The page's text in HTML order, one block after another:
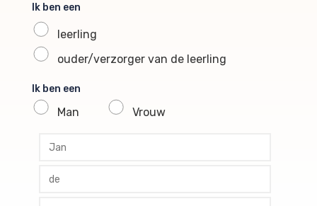
Ik ben een
leerling
ouder/verzorger van de leerling
Ik ben een
Man Vrouw
profile voornaam
profile tussenvoegsel